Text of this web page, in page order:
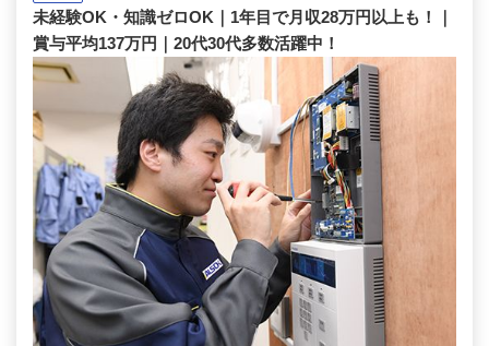
未経験OK・知識ゼロOK｜1年目で月収28万円以上も！｜
賞与平均137万円｜20代30代多数活躍中！